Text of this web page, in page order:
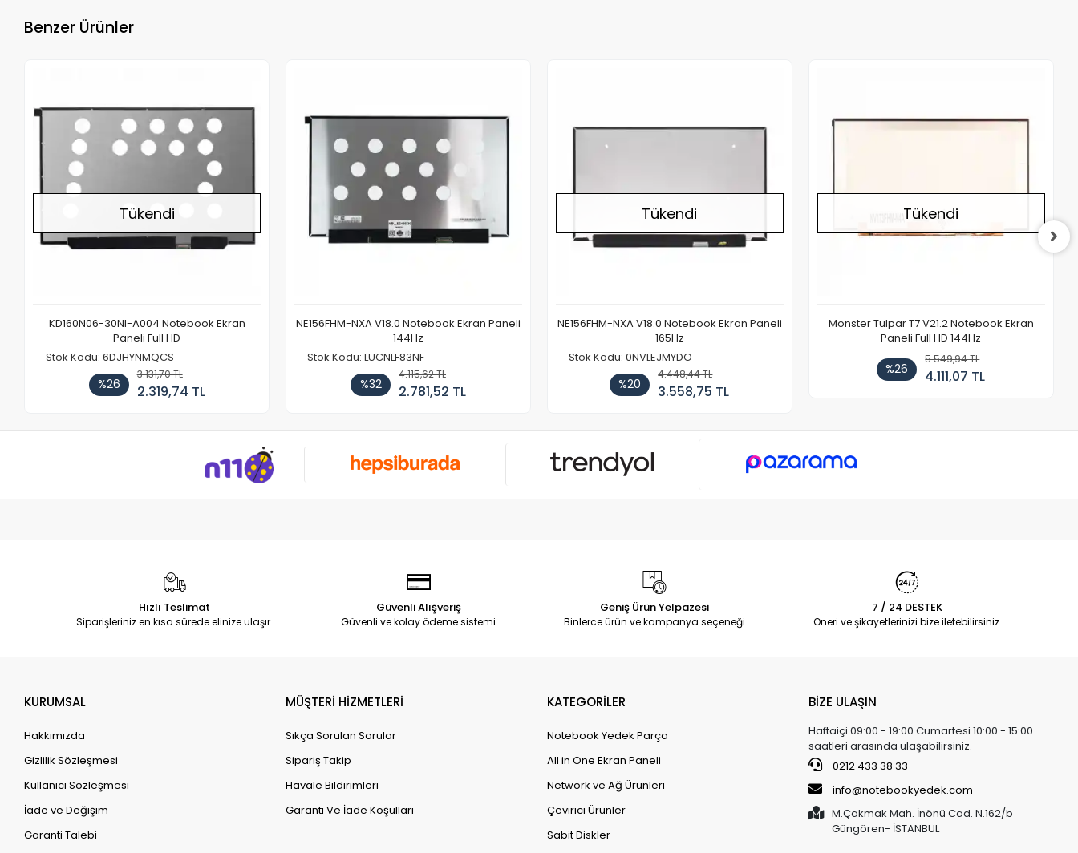
Benzer Ürünler
Tükendi
KD160N06-30NI-A004 Notebook Ekran
Paneli Full HD
Stok Kodu: 6DJHYNMQCS
%26
3.131,70 TL
2.319,74 TL
NE156FHM-NXA V18.0 Notebook Ekran Paneli
144Hz
Stok Kodu: LUCNLF83NF
%32
4.115,62 TL
2.781,52 TL
Tükendi
NE156FHM-NXA V18.0 Notebook Ekran Paneli
165Hz
Stok Kodu: 0NVLEJMYDO
%20
4.448,44 TL
3.558,75 TL
Tükendi
Monster Tulpar T7 V21.2 Notebook Ekran
Paneli Full HD 144Hz
%26
5.549,94 TL
4.111,07 TL
Hızlı Teslimat
Siparişleriniz en kısa sürede elinize ulaşır.
Güvenli Alışveriş
Güvenli ve kolay ödeme sistemi
Geniş Ürün Yelpazesi
Binlerce ürün ve kampanya seçeneği
7 / 24 DESTEK
Öneri ve şikayetlerinizi bize iletebilirsiniz.
KURUMSAL
Hakkımızda
Gizlilik Sözleşmesi
Kullanıcı Sözleşmesi
İade ve Değişim
Garanti Talebi
MÜŞTERİ HİZMETLERİ
Sıkça Sorulan Sorular
Sipariş Takip
Havale Bildirimleri
Garanti Ve İade Koşulları
KATEGORİLER
Notebook Yedek Parça
All in One Ekran Paneli
Network ve Ağ Ürünleri
Çevirici Ürünler
Sabit Diskler
BİZE ULAŞIN
Haftaiçi 09:00 - 19:00 Cumartesi 10:00 - 15:00
saatleri arasında ulaşabilirsiniz.
0212 433 38 33
info@notebookyedek.com
M.Çakmak Mah. İnönü Cad. N.162/b
Güngören- İSTANBUL